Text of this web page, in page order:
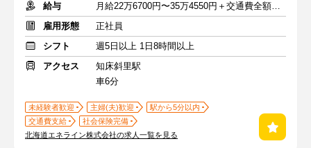
給与
月給22万6700円〜35万4550円＋交通費全額・各種手当
雇用形態
正社員
シフト
週5日以上 1日8時間以上
アクセス
知床斜里駅
車6分
未経験者歓迎 主婦(夫)歓迎
駅から5分以内
交通費支給
社会保険完備
北海道エネライン株式会社の求人一覧を見る